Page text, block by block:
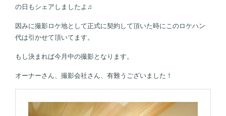
の日もシェアしましたよ♫
因みに撮影ロケ地として正式に契約して頂いた時にこのロケハン
代は引かせて頂いてます。
もし決まれば今月中の撮影となります。
オーナーさん、撮影会社さん、有難うございました！